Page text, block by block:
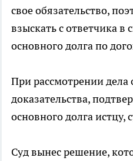
свое обязательство,
взыскать с ответчика в
основного долга по
При рассмотрении дела
доказательства,
основного долга истцу,
Суд вынес решение,